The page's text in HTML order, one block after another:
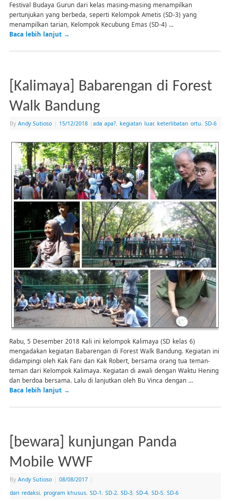
Festival Budaya Gurun dari kelas masing-masing menampilkan
pertunjukan yang berbeda, seperti Kelompok Ametis (SD-3) yang
menampilkan tarian, Kelompok Kecubung Emas (SD-4) …
Baca lebih lanjut →
[Kalimaya] Babarengan di Forest
Walk Bandung
By Andy Sutioso 15/12/2018 ada apa?, kegiatan luar, keterlibatan ortu, SD-6
Rabu, 5 Desember 2018 Kali ini kelompok Kalimaya (SD kelas 6)
mengadakan kegiatan Babarengan di Forest Walk Bandung. Kegiatan ini
didampingi oleh Kak Fani dan Kak Robert, bersama orang tua teman-
teman dari Kelompok Kalimaya. Kegiatan di awali dengan Waktu Hening
dan berdoa bersama. Lalu di lanjutkan oleh Bu Vinca dengan …
Baca lebih lanjut →
[bewara] kunjungan Panda
Mobile WWF
By Andy Sutioso 08/08/2017
dari redaksi, program khusus, SD-1 , SD-2, SD-3, SD-4, SD-5, SD-6